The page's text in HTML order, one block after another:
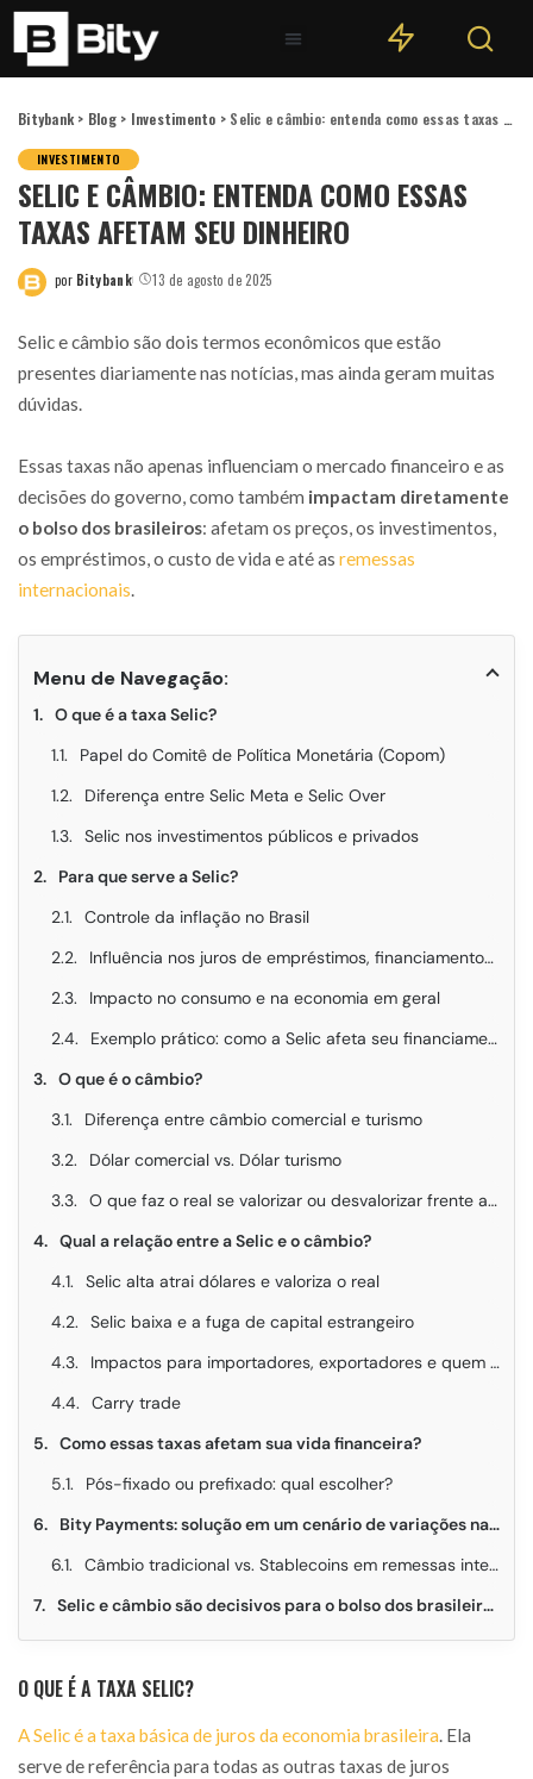
Bitybank > Blog> Investimento > Selic e câmbio: entenda como essas taxas afetam seu dinheiro
INVESTIMENTO
SELIC E CÂMBIO: ENTENDA COMO ESSAS
TAXAS AFETAM SEU DINHEIRO
por Bitybank 13 de agosto de 2025
Selic e câmbio são dois termos econômicos que estão
presentes diariamente nas notícias, mas ainda geram muitas
dúvidas.
Essas taxas não apenas influenciam o mercado financeiro e as
decisões do governo, como também impactam diretamente
o bolso dos brasileiros: afetam os preços, os investimentos,
os empréstimos, o custo de vida e até as remessas
internacionais
Menu de Navegação:
O que é a taxa Selic?
Papel do Comitê de Política Monetária (Copom)
Diferença entre Selic Meta e Selic Over
Selic nos investimentos públicos e privados
Para que serve a Selic?
Controle da inflação no Brasil
Influência nos juros de empréstimos, financiamentos e investimentos
Impacto no consumo e na economia em geral
Exemplo prático: como a Selic afeta seu financiamento
O que é o câmbio?
Diferença entre câmbio comercial e turismo
Dólar comercial vs. Dólar turismo
O que faz o real se valorizar ou desvalorizar frente ao dólar?
Qual a relação entre a Selic e o câmbio?
Selic alta atrai dólares e valoriza o real
Selic baixa e a fuga de capital estrangeiro
Impactos para importadores, exportadores e quem faz remessas internacionais
Carry trade
Como essas taxas afetam sua vida financeira?
Pós-fixado ou prefixado: qual escolher?
Bity Payments: solução em um cenário de variações na Selic e no câmbio
Câmbio tradicional vs. Stablecoins em remessas internacionais
Selic e câmbio são decisivos para o bolso dos brasileiros
O QUE É A TAXA SELIC?
A Selic é a taxa básica de juros da economia brasileira. Ela
serve de referência para todas as outras taxas de juros